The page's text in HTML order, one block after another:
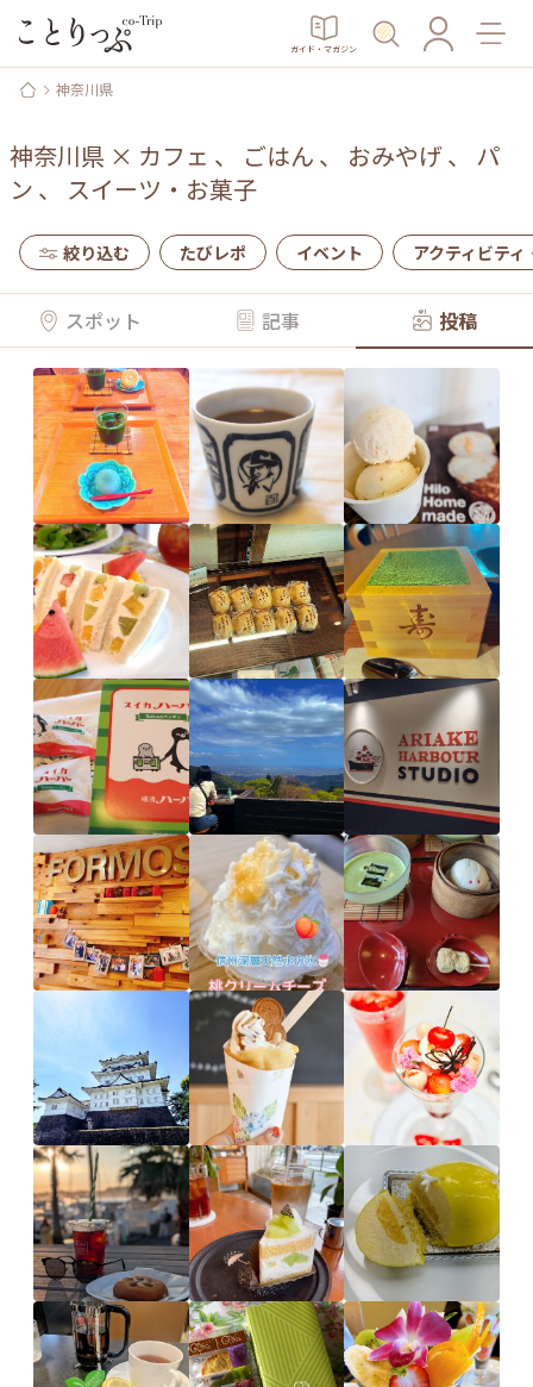
ガイド・マガジン
神奈川県
神奈川県 × カフェ 、 ごはん 、 おみやげ 、 パ
ン 、 スイーツ・お菓子
絞り込む たびレポ イベント アクティビティ
スポット 記事 投稿